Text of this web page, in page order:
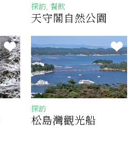
探訪, 餐飲
天守閣自然公園
探訪
松島灣觀光船